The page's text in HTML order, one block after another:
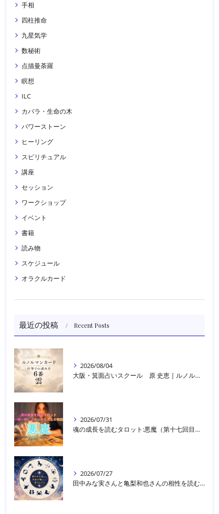
手相
四柱推命
九星気学
数秘術
点描曼荼羅
瞑想
ILC
カバラ・生命の木
パワーストーン
ヒーリング
スピリチュアル
講座
セッション
ワークショップ
イベント
書籍
読み物
スケジュール
オラクルカード
最近の投稿 Recent Posts
2026/08/04
大阪・箕面占いスクール 原 史恵 | ルノルマンカード読み方のコツ「雲」 仕事をテーマに占った場合
2026/07/31
魂の成長を読むタロット:悪魔（第十七回目）｜大阪・箕面占いスクールラブアンドライト
2026/07/27
田中みな実さんと亀梨和也さんの相性を読む｜大阪・箕面占いスクールラブアンドライト